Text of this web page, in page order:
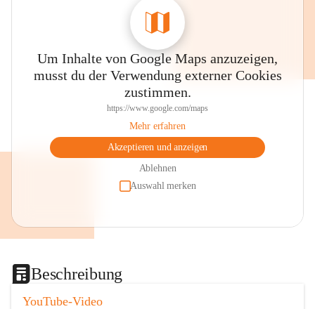
Um Inhalte von Google Maps anzuzeigen,
musst du der Verwendung externer Cookies
zustimmen.
https://www.google.com/maps
Mehr erfahren
Akzeptieren und anzeigen
Ablehnen
Auswahl merken
Beschreibung
YouTube-Video